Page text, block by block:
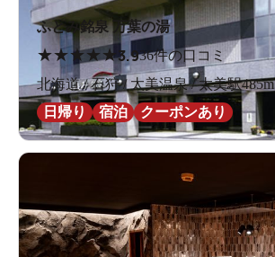
ふとみ銘泉 万葉の湯
★★★★ ★3.936件の口コミ
北海道 / 石狩 / 太美温泉 / 太美駅485m
日帰り
宿泊 クーポンあり